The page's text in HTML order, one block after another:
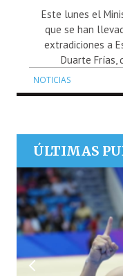
Este lunes el
que se han
extradiciones a
Duarte Frías,
NOTICIAS
ÚLTIMAS